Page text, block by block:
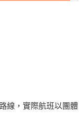
線，實際航班以團體